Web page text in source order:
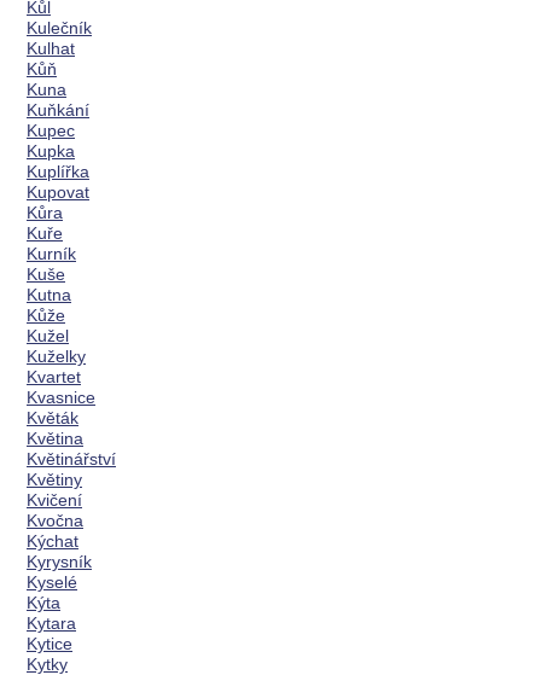
Kůl
Kulečník
Kulhat
Kůň
Kuna
Kuňkání
Kupec
Kupka
Kuplířka
Kupovat
Kůra
Kuře
Kurník
Kuše
Kutna
Kůže
Kužel
Kuželky
Kvartet
Kvasnice
Květák
Květina
Květinářství
Květiny
Kvičení
Kvočna
Kýchat
Kyrysník
Kyselé
Kýta
Kytara
Kytice
Kytky